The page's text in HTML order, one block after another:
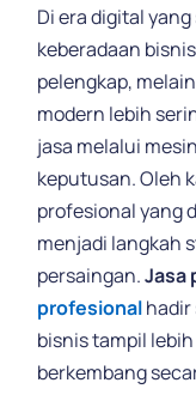
Di era digital
keberadaan
pelengkap,
modern lebih
jasa melalui
keputusan. Oleh
profesional yang
menjadi langkah
persaingan.Jasa
profesionalhadir
bisnis tampil
berkembang